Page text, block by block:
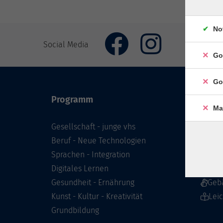
Social Media
Programm
Gesellschaft - junge vhs
Beruf - Neue Technologien
Sprachen - Integration
Digitales Lernen
Gesundheit - Ernährung
Kunst - Kultur - Kreativität
Grundbildung